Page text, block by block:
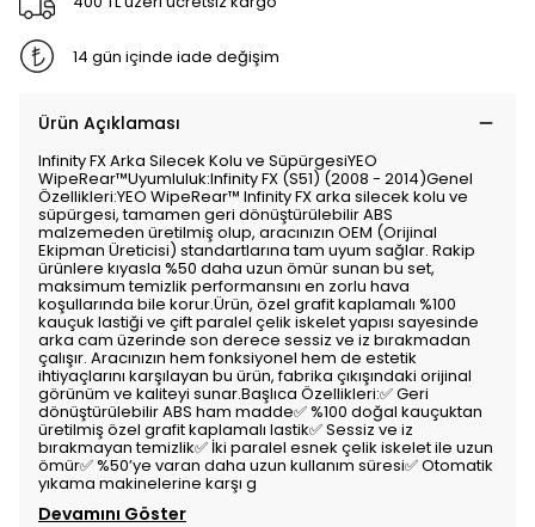
14 gün içinde iade değişim
Ürün Açıklaması
Infinity FX Arka Silecek Kolu ve SüpürgesiYEO
WipeRear™Uyumluluk:Infinity FX (S51) (2008 - 2014)Genel
Özellikleri:YEO WipeRear™ Infinity FX arka silecek kolu ve
süpürgesi, tamamen geri dönüştürülebilir ABS
malzemeden üretilmiş olup, aracınızın OEM (Orijinal
Ekipman Üreticisi) standartlarına tam uyum sağlar. Rakip
ürünlere kıyasla %50 daha uzun ömür sunan bu set,
maksimum temizlik performansını en zorlu hava
koşullarında bile korur.Ürün, özel grafit kaplamalı %100
kauçuk lastiği ve çift paralel çelik iskelet yapısı sayesinde
arka cam üzerinde son derece sessiz ve iz bırakmadan
çalışır. Aracınızın hem fonksiyonel hem de estetik
ihtiyaçlarını karşılayan bu ürün, fabrika çıkışındaki orijinal
görünüm ve kaliteyi sunar.Başlıca Özellikleri:✅ Geri
dönüştürülebilir ABS ham madde✅ %100 doğal kauçuktan
üretilmiş özel grafit kaplamalı lastik✅ Sessiz ve iz
bırakmayan temizlik✅ İki paralel esnek çelik iskelet ile uzun
ömür✅ %50’ye varan daha uzun kullanım süresi✅ Otomatik
yıkama makinelerine karşı g
Devamını Göster